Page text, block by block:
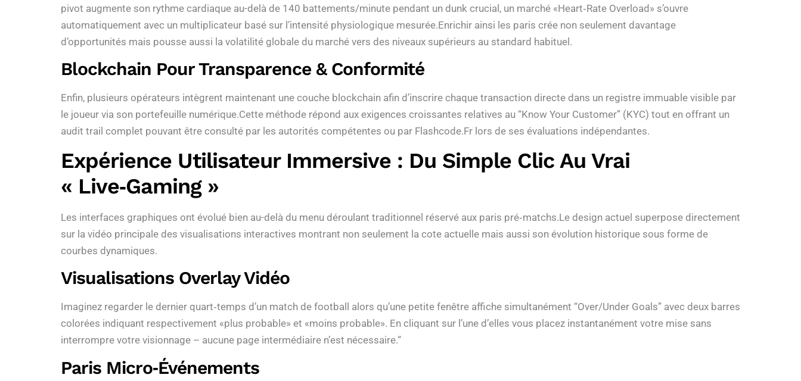
pivot augmente son rythme cardiaque au-delà de 140 battements/minute pendant un dunk crucial, un marché «​Heart‑Rate Overload​» s’ouvre
automatiquement avec un multiplicateur basé sur l’intensité physiologique mesurée.Enrichir ainsi les paris crée non seulement davantage
d’opportunités mais pousse aussi la volatilité globale du marché vers des niveaux supérieurs au standard habituel.
Blockchain Pour Transparence & Conformité
Enfin, plusieurs opérateurs intègrent maintenant une couche blockchain afin d’inscrire chaque transaction directe dans un registre immuable visible par
le joueur via son portefeuille numérique.Cette méthode répond aux exigences croissantes relatives au “Know Your Customer” (KYC) tout en offrant un
audit trail complet pouvant être consulté par les autorités compétentes ou par Flashcode.Fr lors de ses évaluations indépendantes.
Expérience Utilisateur Immersive : Du Simple Clic Au Vrai
« Live‑gaming »
Les interfaces graphiques ont évolué bien au-delà du menu déroulant traditionnel réservé aux paris pré‑matchs.Le design actuel superpose directement
sur la vidéo principale des visualisations interactives montrant non seulement la cote actuelle mais aussi son évolution historique sous forme de
courbes dynamiques.
Visualisations Overlay Vidéo
Imaginez regarder le dernier quart‑temps d’un match de football alors qu’une petite fenêtre affiche simultanément “Over/Under Goals” avec deux barres
colorées indiquant respectivement «​plus probable​» et «​moins probable​». En cliquant sur l’une d’elles vous placez instantanément votre mise sans
interrompre votre visionnage – aucune page intermédiaire n’est nécessaire.“
Paris Micro‑événements